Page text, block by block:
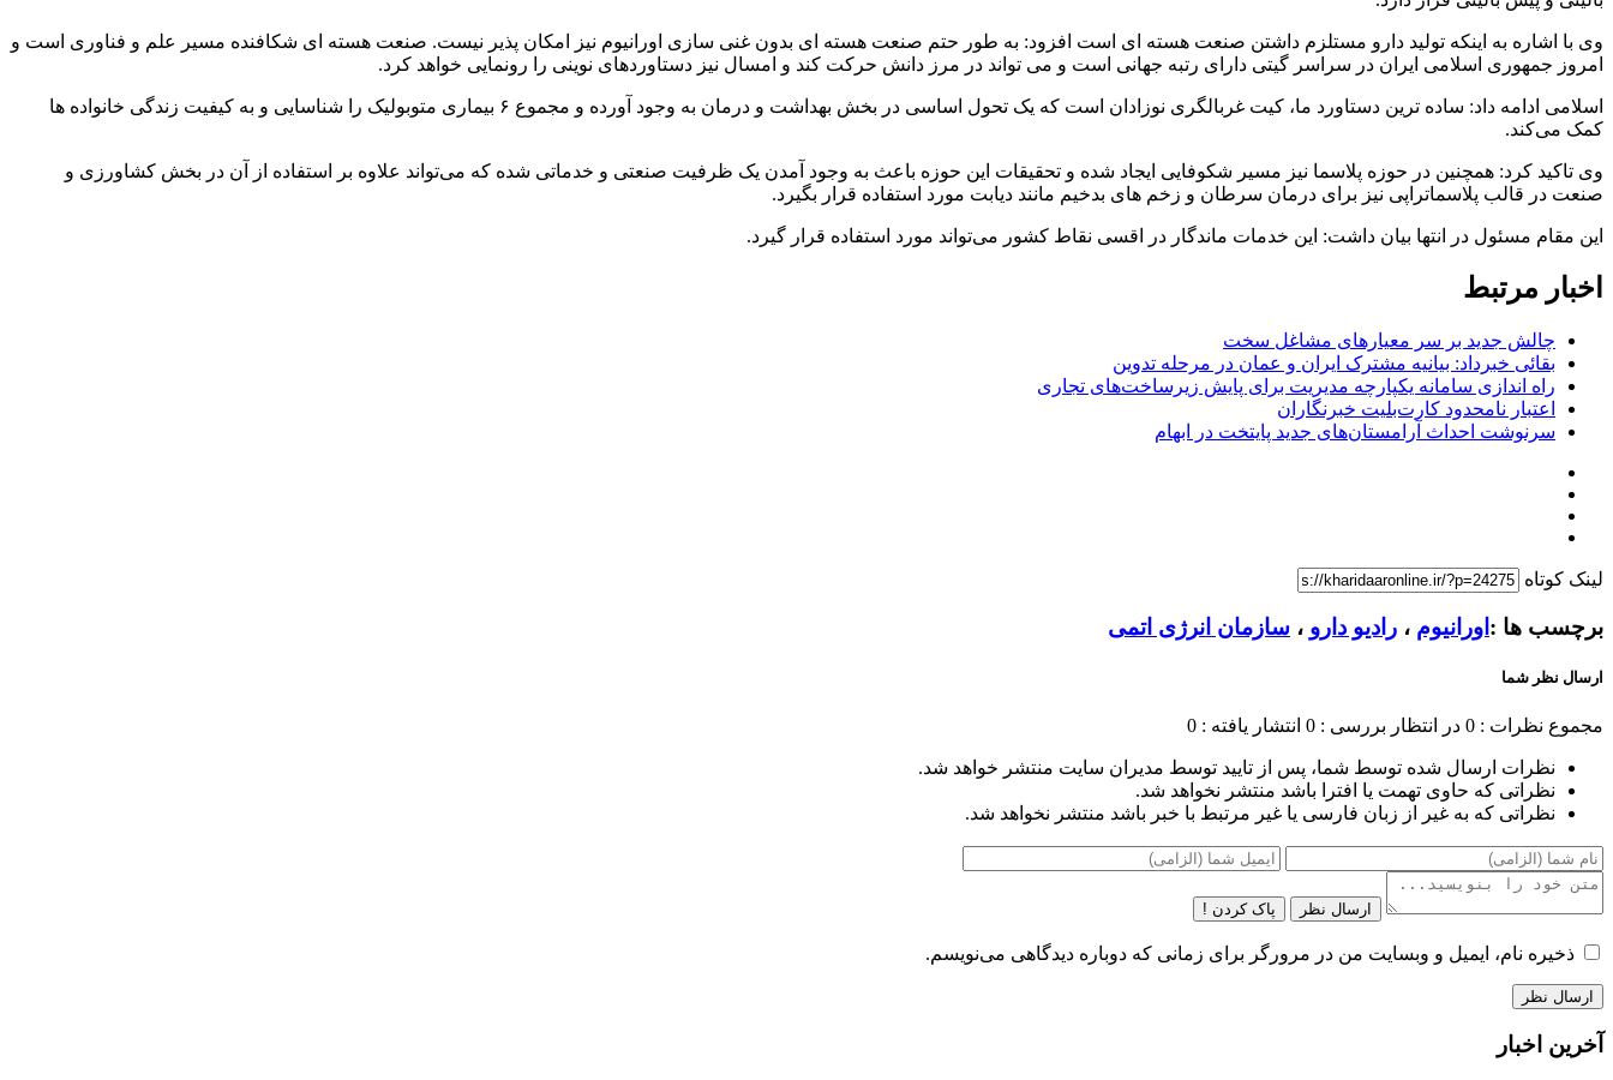
وی با اشاره به اینکه تولید دارو مستلزم داشتن صنعت هسته ای است افزود: به طور حتم صنعت هسته ای بدون غنی سازی اورانیوم نیز امکان پذیر نیست. صنعت هسته ای شکافنده مسیر علم و فناوری است و
امروز جمهوری اسلامی ایران در سراسر گیتی دارای رتبه جهانی است و می تواند در مرز دانش حرکت کند و امسال نیز دستاوردهای نوینی را رونمایی خواهد کرد.
اسلامی ادامه داد: ساده ترین دستاورد ما، کیت غربالگری نوزادان است که یک تحول اساسی در بخش بهداشت و درمان به وجود آورده و مجموع ۶ بیماری متوبولیک را شناسایی و به کیفیت زندگی خانواده ها
کمک می‌کند.
وی تاکید کرد: همچنین در حوزه پلاسما نیز مسیر شکوفایی ایجاد شده و تحقیقات این حوزه باعث به وجود آمدن یک ظرفیت صنعتی و خدماتی شده که می‌تواند علاوه بر استفاده از آن در بخش کشاورزی و
صنعت در قالب پلاسماتراپی نیز برای درمان سرطان و زخم‌ های بدخیم مانند دیابت مورد استفاده قرار بگیرد.
این مقام مسئول در انتها بیان داشت: این خدمات ماندگار در اقسی نقاط کشور می‌تواند مورد استفاده قرار گیرد.
اخبار مرتبط
چالش جدید بر سر معیارهای مشاغل سخت
بقائی خبرداد: بیانیه مشترک ایران و عمان در مرحله تدوین
راه اندازی سامانه یکپارچه مدیریت برای پایش زیرساخت‌های تجاری
اعتبار نامحدود کارت‌بلیت خبرنگاران
سرنوشت احداث آرامستان‌های جدید پایتخت در ابهام
لینک کوتاه
برچسب ها : اورانیوم ، رادیو دارو ، سازمان انرژی اتمی
ارسال نظر شما
مجموع نظرات : 0 در انتظار بررسی : 0 انتشار یافته : 0
نظرات ارسال شده توسط شما، پس از تایید توسط مدیران سایت منتشر خواهد شد.
نظراتی که حاوی تهمت یا افترا باشد منتشر نخواهد شد.
نظراتی که به غیر از زبان فارسی یا غیر مرتبط با خبر باشد منتشر نخواهد شد.
ارسال نظر پاک کردن !
ذخیره نام، ایمیل و وبسایت من در مرورگر برای زمانی که دوباره دیدگاهی می‌نویسم.
آخرین اخبار